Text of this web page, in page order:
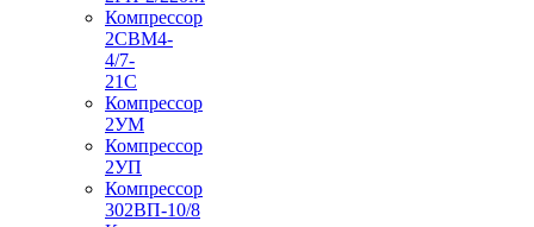
Компрессор
2СВМ4-
4/7-
21С
Компрессор
2УМ
Компрессор
2УП
Компрессор
302ВП-10/8